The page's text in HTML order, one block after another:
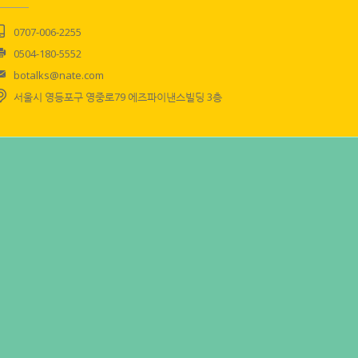
0707-006-2255
0504-180-5552
botalks@nate.com
서울시 영등포구 영중로79 에즈파이낸스빌딩 3층